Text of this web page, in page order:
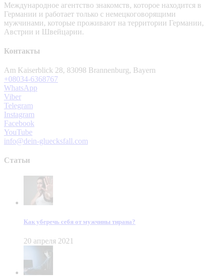
Международное агентство знакомств, которое находится в
Германии и работает только с немецкоговорящими
мужчинами, которые проживают на территории Германии,
Австрии и Швейцарии.
Контакты
Am Kaiserblick 28, 83098 Brannenburg, Bayern
+08034-6368767
WhatsApp
Viber
Telegram
Instagram
Facebook
YouTube
info@dein-gluecksfall.com
Статьи
Как уберечь себя от мужчины тирана?
20 апреля 2021